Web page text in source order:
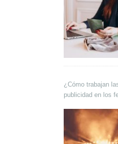
¿Cómo trabajan
publicidad en los